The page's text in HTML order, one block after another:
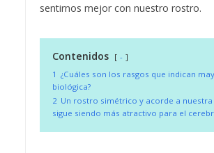
sentirnos mejor con nuestro rostro.
Contenidos
-
1 ¿Cuáles son los rasgos que indican
biológica?
2 Un rostro simétrico y acorde a
sigue siendo más atractivo para el